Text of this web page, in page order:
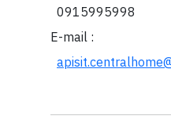
0915995998
E-mail :